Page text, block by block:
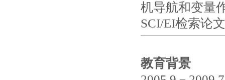
机导航和变量
SCI/EI检索论
教育背景